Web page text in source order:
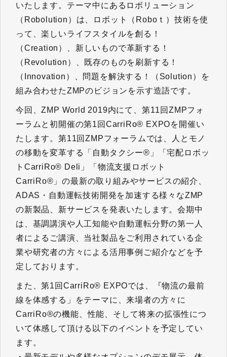
いたします。テーマ中にあるロボリューション
（Robolution）は、ロボット（Roboｔ）技術を使
って、楽しいライフスタイルを創る！
（Creation）、新しいもので革新する！
（Revolution）、既存のものを刷新する！
（Innovation）、問題を解決する！（Solution）を
組み合わせたZMPのビジョンを示す造語です。
今回、ZMP World 2019内にて、第11回ZMPフォ
ーラムと初開催の第1回CarriRo® EXPOを開催い
たします。第11回ZMPフォーラムでは、人とモノ
の移動を変革する「自動タクシー®」「宅配ロボッ
トCarriRo® Deli」「物流支援ロボット
CarriRo®」の最新の取り組みやサービスの紹介、
ADAS・自動運転技術開発を加速する様々なZMP
の新製品、新サービスを発表いたします。会期中
は、基調講演や人工知能や自動運転分野の第一人
者によるご講演、当社製品をご利用されている企
業や研究者の方々による活用事例ご紹介などを予
定しております。
また、第1回CarriRo® EXPOでは、『物流の最前
線を体感する」をテーマに、来場者の方々に
CarriRo®の機能、性能、そして将来の拡張性につ
いて体感して頂ける以下のイベントを予定してい
ます。